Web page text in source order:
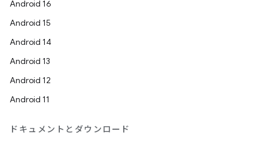
Android 16
Android 15
Android 14
Android 13
Android 12
Android 11
ドキュメントとダウンロード